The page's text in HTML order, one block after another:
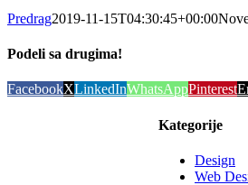
Predrag2019-11-15T04:30:45+00:00
Podeli sa drugima!
FacebookXLinkedInWhatsAppPinterest
Kategorije
Design
Web